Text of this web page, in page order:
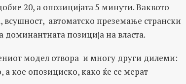
20, а опозицијата 5 минути. Ваквото
автоматско преземање странски
позиција на власта.
модел отвора и многу други дилеми:
а кое опозициско, како ќе се мерат